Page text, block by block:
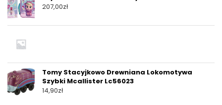
207,00zł
Tomy Stacyjkowo Drewniana Lokomotywa
Szybki Mcallister Lc56023
14,90zł